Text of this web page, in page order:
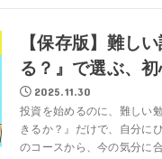
【保存版】難し
る？』で選ぶ、
2025.11.30
投資を始めるのに、難しい
きるか？』だけで、自分に
のコースから、今の気分に